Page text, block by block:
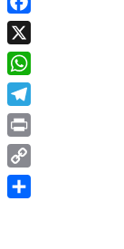
Facebook
X
WhatsApp
Telegram
Print
Copy
Link